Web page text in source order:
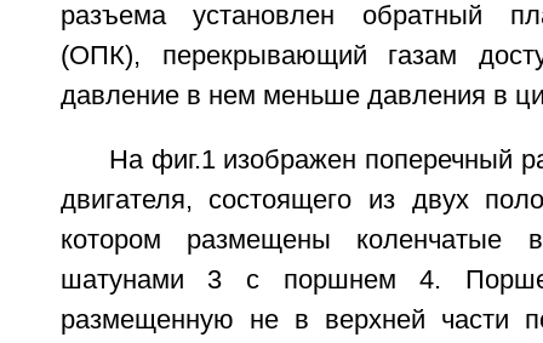
разъема установлен обратный
(ОПК), перекрывающий газам
давление в нем меньше давления в
На фиг.1 изображен поперечный
двигателя, состоящего из двух
котором размещены коленчатые
шатунами 3 с поршнем 4.
размещенную не в верхней части